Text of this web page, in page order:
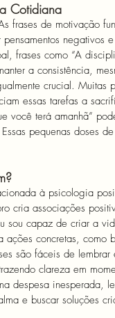
Cotidiana
frases de motivação
negativos
frases como “A
a consistência,
crucial. Muitas
essas tarefas a
terá amanhã”
pequenas doses
à psicologia
cria associações
sou capaz de criar a
concretas, como
são fáceis de lembrar
clareza em
despesa inesperada,
e buscar soluções